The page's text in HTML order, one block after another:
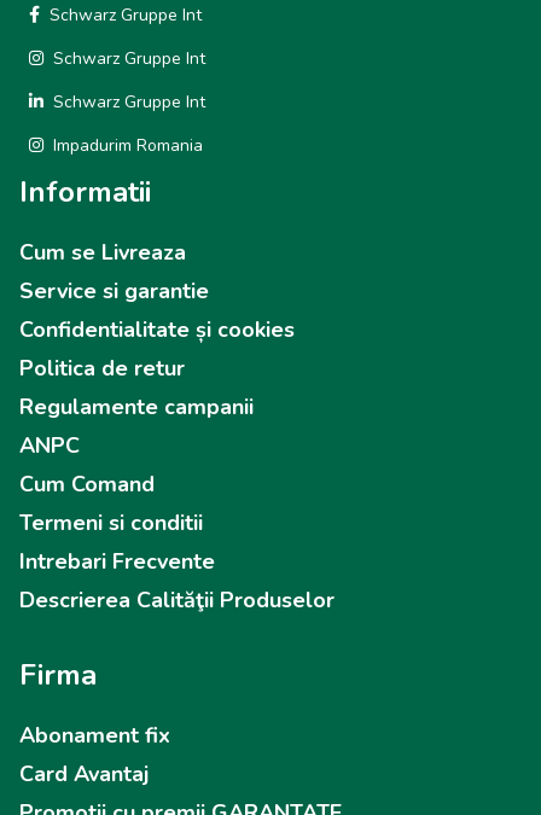
Schwarz Gruppe Int
Schwarz Gruppe Int
Schwarz Gruppe Int
Impadurim Romania
Informatii
Cum se Livreaza
Service si garantie
Confidentialitate și cookies
Politica de retur
Regulamente campanii
ANPC
Cum Comand
Termeni si conditii
Intrebari Frecvente
Descrierea Calităţii Produselor
Firma
Abonament fix
Card Avantaj